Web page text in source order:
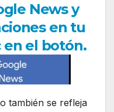
News y
en tu
en el botón.
también se refleja